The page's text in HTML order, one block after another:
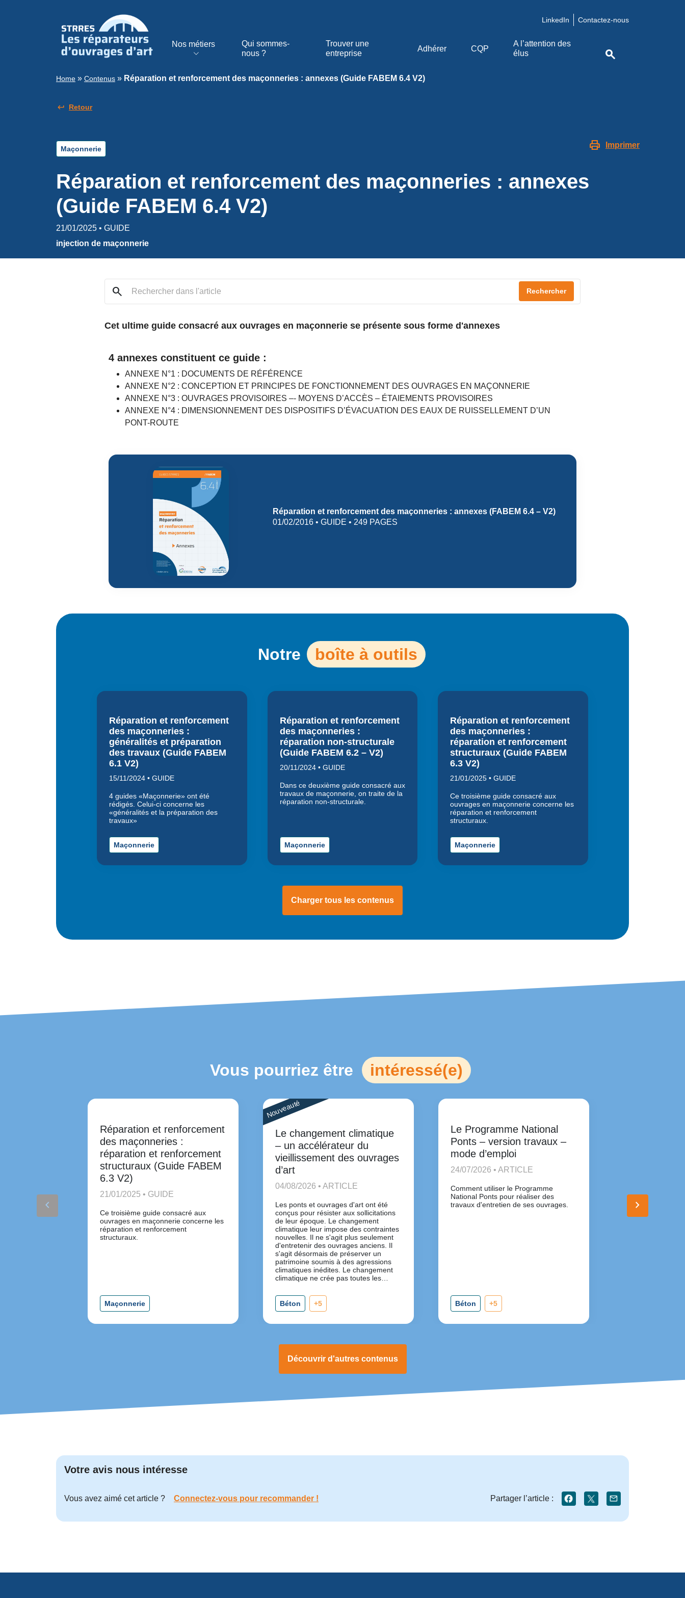
LinkedIn Contactez-nous
Nos métiers
Qui sommes-
nous ?
Trouver une
entreprise
Adhérer CQP
A l’attention des
élus
search
Home » Contenus » Réparation et renforcement des maçonneries : annexes (Guide FABEM 6.4 V2)
Retour
Maçonnerie print Imprimer
Réparation et renforcement des maçonneries : annexes
(Guide FABEM 6.4 V2)
21/01/2025 • GUIDE
injection de maçonnerie
search Rechercher
Cet ultime guide consacré aux ouvrages en maçonnerie se présente sous forme d'annexes
4 annexes constituent ce guide :
ANNEXE N°1 : DOCUMENTS DE RÉFÉRENCE
ANNEXE N°2 : CONCEPTION ET PRINCIPES DE FONCTIONNEMENT DES OUVRAGES EN MAÇONNERIE
ANNEXE N°3 : OUVRAGES PROVISOIRES –- MOYENS D’ACCÈS – ÉTAIEMENTS PROVISOIRES
ANNEXE N°4 : DIMENSIONNEMENT DES DISPOSITIFS D’ÉVACUATION DES EAUX DE RUISSELLEMENT D’UN
PONT-ROUTE
Réparation et renforcement des maçonneries : annexes (FABEM 6.4 – V2)
01/02/2016 • GUIDE • 249 PAGES
Notre boîte à outils
Réparation et renforcement
des maçonneries :
généralités et préparation
des travaux (Guide FABEM
6.1 V2)
15/11/2024 • GUIDE
4 guides «Maçonnerie» ont été
rédigés. Celui-ci concerne les
«généralités et la préparation des
travaux»
Maçonnerie
Réparation et renforcement
des maçonneries :
réparation non-structurale
(Guide FABEM 6.2 – V2)
20/11/2024 • GUIDE
Dans ce deuxième guide consacré aux
travaux de maçonnerie, on traite de la
réparation non-structurale.
Maçonnerie
Réparation et renforcement
des maçonneries :
réparation et renforcement
structuraux (Guide FABEM
6.3 V2)
21/01/2025 • GUIDE
Ce troisième guide consacré aux
ouvrages en maçonnerie concerne les
réparation et renforcement
structuraux.
Maçonnerie
Charger tous les contenus
Vous pourriez être intéressé(e)
keyboard_arrow_left
Réparation et renforcement
des maçonneries :
réparation et renforcement
structuraux (Guide FABEM
6.3 V2)
21/01/2025 • GUIDE
Ce troisième guide consacré aux
ouvrages en maçonnerie concerne les
réparation et renforcement
structuraux.
Maçonnerie
Nouveauté
Le changement climatique
– un accélérateur du
vieillissement des ouvrages
d’art
04/08/2026 • ARTICLE
Les ponts et ouvrages d'art ont été
conçus pour résister aux sollicitations
de leur époque. Le changement
climatique leur impose des contraintes
nouvelles. Il ne s'agit plus seulement
d'entretenir des ouvrages anciens. Il
s'agit désormais de préserver un
patrimoine soumis à des agressions
climatiques inédites. Le changement
climatique ne crée pas toutes les
existent déjà.
Béton
+5
Le Programme National
Ponts – version travaux –
mode d’emploi
24/07/2026 • ARTICLE
Comment utiliser le Programme
National Ponts pour réaliser des
travaux d'entretien de ses ouvrages.
Béton +5
keyboard_arrow_right
Découvrir d'autres contenus
Votre avis nous intéresse
Vous avez aimé cet article ? Connectez-vous pour recommander ! Partager l’article :